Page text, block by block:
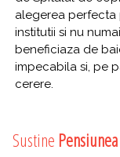
alegerea perfecta
institutii si nu
beneficiaza de
impecabila si, pe
cerere.
Sustine